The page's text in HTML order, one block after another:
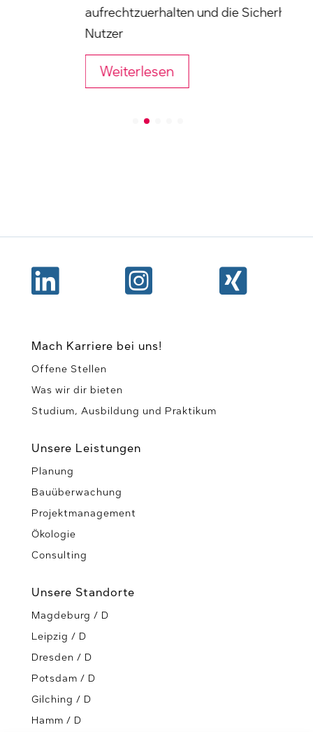
aufrechtzuerhalten und die Sicherheit der
Weiterlesen
  
Mach Karriere bei uns!
Offene Stellen
Was wir dir bieten
Studium, Ausbildung und Praktikum
Unsere Leistungen
Planung
Bauüberwachung
Projektmanagement
Ökologie
Consulting
Unsere Standorte
Magdeburg / D
Leipzig / D
Dresden / D
Potsdam / D
Gilching / D
Hamm / D